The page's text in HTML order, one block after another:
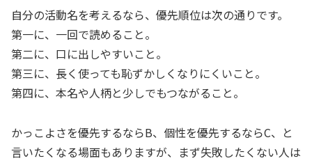
自分の活動名を考えるなら、優先順位は次の通りです。
第一に、一回で読めること。
第二に、口に出しやすいこと。
第三に、長く使っても恥ずかしくなりにくいこと。
第四に、本名や人柄と少しでもつながること。
かっこよさを優先するならB、個性を優先するならC、と
言いたくなる場面もありますが、まず失敗したくない人は